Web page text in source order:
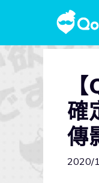
確
傳
2020/